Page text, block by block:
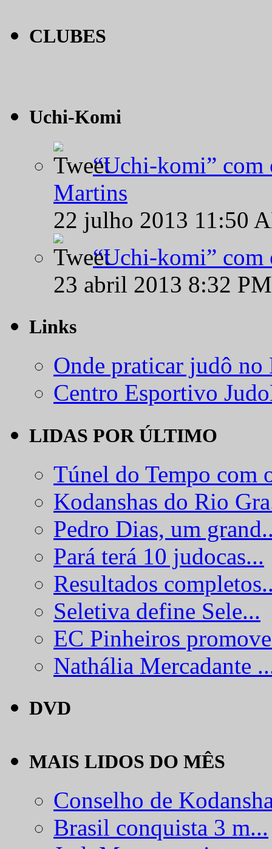
CLUBES
Uchi-Komi
“Uchi-komi” com
Martins
22 julho 2013 11:50
“Uchi-komi” com
23 abril 2013 8:32
Links
Onde praticar judô
Centro Esportivo
LIDAS POR ÚLTIMO
Túnel do Tempo com
Kodanshas do Rio
Pedro Dias, um
Pará terá 10 judocas...
Resultados
Seletiva define Sele...
EC Pinheiros
Nathália Mercadante
DVD
MAIS LIDOS DO MÊS
Conselho de
Brasil conquista 3 m...